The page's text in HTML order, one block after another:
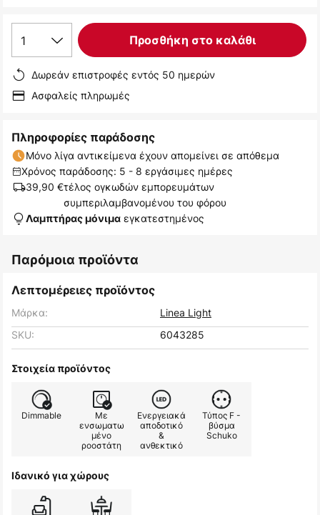
1 Προσθήκη στο καλάθι
Δωρεάν επιστροφές εντός 50 ημερών
Ασφαλείς πληρωμές
Πληροφορίες παράδοσης
Μόνο λίγα αντικείμενα έχουν απομείνει σε απόθεμα
Χρόνος παράδοσης: 5 - 8 εργάσιμες ημέρες
39,90 €τέλος ογκωδών εμπορευμάτων
συμπεριλαμβανομένου του φόρου
Λαμπτήρας μόνιμα εγκατεστημένος
Παρόμοια προϊόντα
Λεπτομέρειες προϊόντος
Μάρκα:
Linea Light
SKU:
6043285
Στοιχεία προϊόντος
Dimmable
Με
ενσωματω
μένο
ροοστάτη
Ενεργειακά
αποδοτικό
&
ανθεκτικό
Τύπος F -
βύσμα
Schuko
Ιδανικό για χώρους